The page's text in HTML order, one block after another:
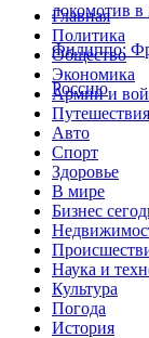
локомотив в
Филиппо:
Россию
Главная
Политика
Общество
Экономика
Армии и
Путешествия
Авто
Спорт
Здоровье
В мире
Бизнес
Наука и
Культура
Погода
История